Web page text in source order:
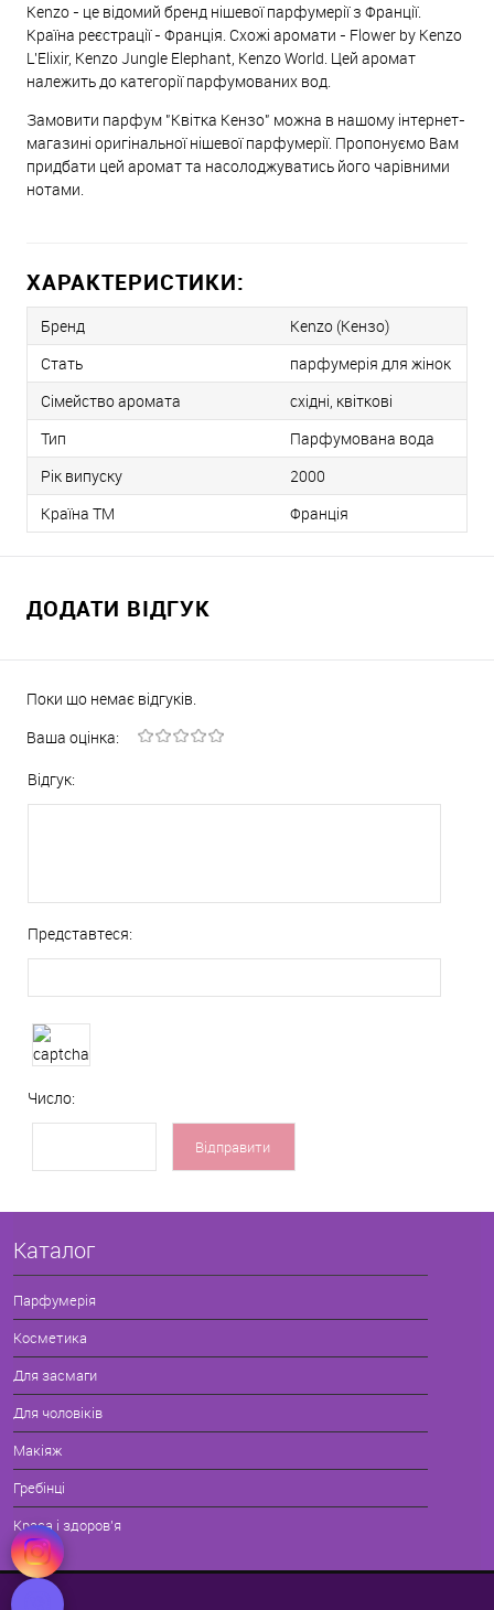
Kenzo - це відомий бренд нішевої парфумерії з Франції.
Країна реєстрації - Франція. Схожі аромати - Flower by Kenzo
L'Elixir, Kenzo Jungle Elephant, Kenzo World. Цей аромат
належить до категорії парфумованих вод.
Замовити парфум "Квітка Кензо" можна в нашому інтернет-
магазині оригінальної нішевої парфумерії. Пропонуємо Вам
придбати цей аромат та насолоджуватись його чарівними
нотами.
ХАРАКТЕРИСТИКИ:
Бренд
Kenzo (Кензо)
Стать
парфумерія для жінок
Сімейство аромата
східні, квіткові
Тип
Парфумована вода
Рік випуску
2000
Країна ТМ
Франція
ДОДАТИ ВІДГУК
Поки що немає відгуків.
Ваша оцінка:
Відгук:
Представтеся:
Число:
Каталог
Парфумерія
Косметика
Для засмаги
Для чоловіків
Макіяж
Гребінці
Краса і здоров'я